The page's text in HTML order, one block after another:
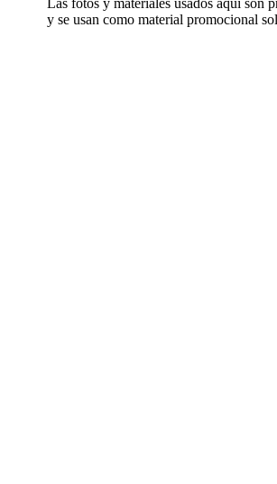
Las fotos y materiales usados aquí son
y se usan como material promocional